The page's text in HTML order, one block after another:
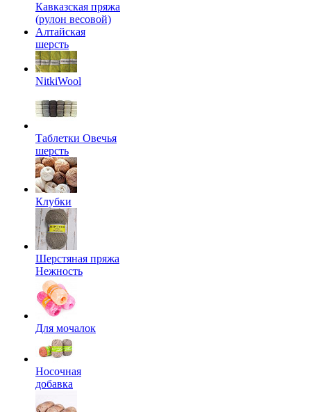
Кавказская пряжа
(рулон весовой)
Алтайская
шерсть
NitkiWool
Таблетки Овечья
шерсть
Клубки
Шерстяная пряжа
Нежность
Для мочалок
Носочная
добавка